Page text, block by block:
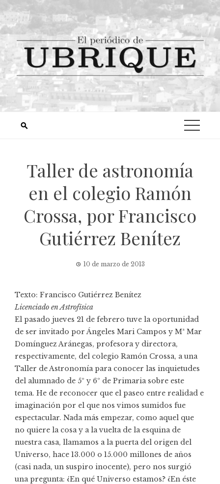
Taller de astronomía
en el colegio Ramón
Crossa, por Francisco
Gutiérrez Benítez
10 de marzo de 2013
Texto: Francisco Gutiérrez Benítez
Licenciado en Astrofísica
El pasado jueves 21 de febrero tuve la oportunidad
de ser invitado por Ángeles Mari Campos y Mª Mar
Domínguez Aránegas, profesora y directora,
respectivamente, del colegio Ramón Crossa, a una
Taller de Astronomía para conocer las inquietudes
del alumnado de 5º y 6º de Primaria sobre este
tema. He de reconocer que el paseo entre realidad e
imaginación por el que nos vimos sumidos fue
espectacular. Nada más empezar, como aquel que
no quiere la cosa y a la vuelta de la esquina de
nuestra casa, llamamos a la puerta del origen del
Universo, hace 13.000 o 15.000 millones de años
(casi nada, un suspiro inocente), pero nos surgió
una pregunta: ¿En qué Universo estamos? ¿En éste